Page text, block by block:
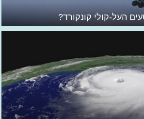
העל-קולי קונקורד?